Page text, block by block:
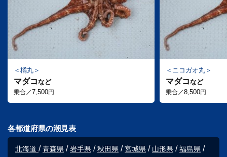
橘丸
マダコなど
乗合／7,500円
ニコガオ丸
マダコなど
乗合／8,500円
各都道府県の潮見表
北海道 青森県 岩手県 秋田県 宮城県 山形県
福島県